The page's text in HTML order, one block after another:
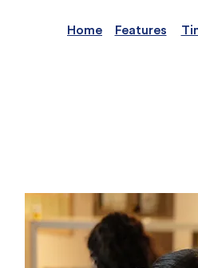
Home Features